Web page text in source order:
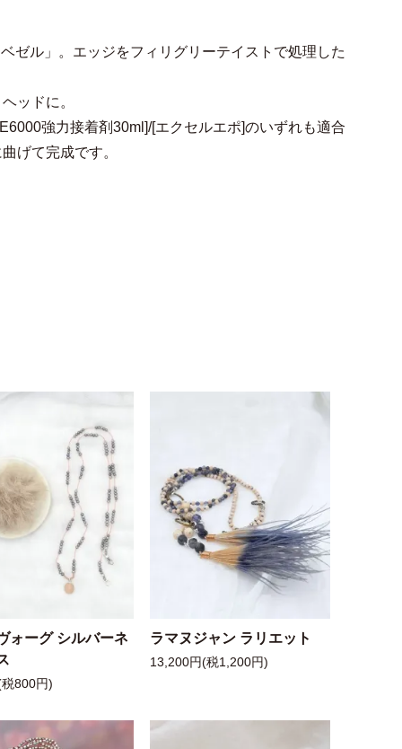
ゼル」。エッジをフィリグリーテイストで処理した
ッドに。
E6000強力接着剤30ml ]/[エクセルエポ]のいずれも適合
げて完成です。
ォーグ シルバーネ
800円)
ラマヌジャン ラリエット
13,200円(税1,200円)